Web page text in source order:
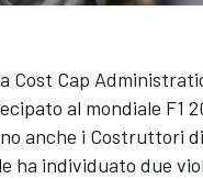
Cap
al mondiale F1
anche i Costruttori
ha individuato due